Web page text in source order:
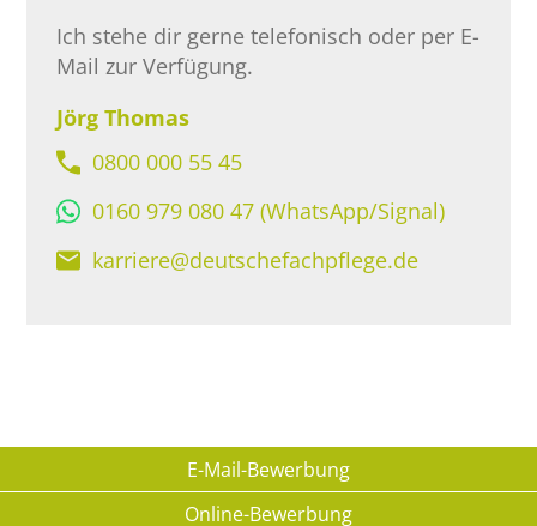
Ich stehe dir gerne telefonisch oder per E-
Mail zur Verfügung.
Jörg Thomas
0800 000 55 45
0160 979 080 47 (WhatsApp/Signal)
karriere@deutschefachpflege.de
E-Mail-Bewerbung
Online-Bewerbung